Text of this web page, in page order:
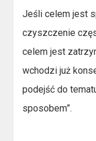
Jeśli celem jest
czyszczenie
celem jest
wchodzi już
podejść do
sposobem”.